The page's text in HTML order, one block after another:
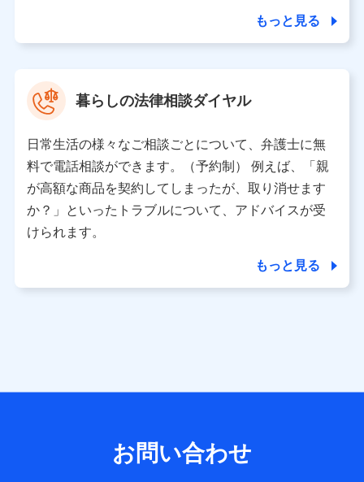
東京都中央区日本橋人形町2-14-10 アーバンネット日本橋
ビル 3F
※ 当社および株式会社NTTドコモは、お客さまの情報を利
データ憲章」に定める行動原則を順守します 。
※ パーソナルデータダッシュボードの「第三者提供の管
理」の設定状態にかかわらず、共同利用する場合がありま
※ dポイントクラブ会員ではないお客さま（2019年12月11
日以降、一度もdポイントクラブ会員であったことがないお
個人データは、こちら の利用目的の範囲内に限って共同利
用します。
サービス提供等を通じて取得した、以下の情報などの個人デ
もっと見る
暮らしの法律相談ダイヤル
日常生活の様々なご相談ごとについて、弁護士に無
料で電話相談ができます。（予約制） 例えば、「親
が高額な商品を契約してしまったが、取り消せます
か？」といったトラブルについて、アドバイスが受
けられます。
もっと見る
お問い合わせ